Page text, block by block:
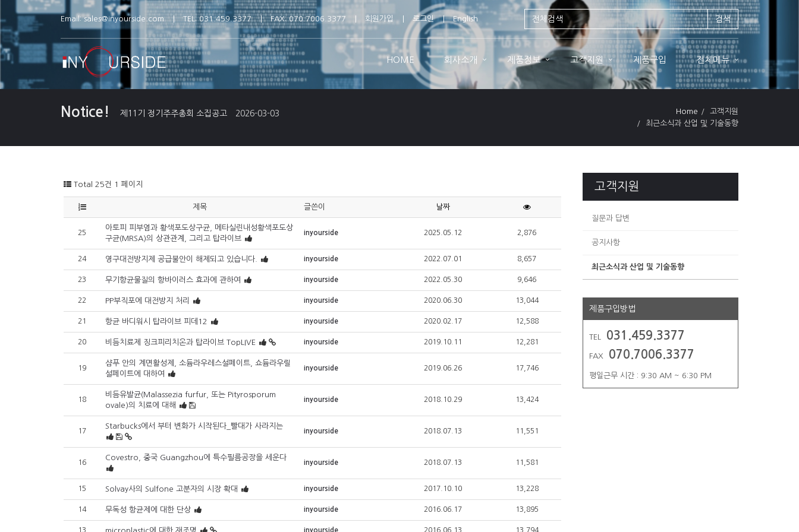
Email:sales@inyourside.com TEL: 031.459.3377 FAX: 070.7006.3377 회원가입 로그인 English 검색
HOME 회사소개 제품정보 고객지원 제품구입 전체메뉴
Notice! 제11기 정기주주총회 소집공고 2026-03-03 Home
고객지원
최근소식과 산업 및 기술동향
Total 25건 1 페이지
제목 글쓴이 날짜
25
아토피 피부염과 황색포도상구균, 메타실린내성황색포도상
구균(MRSA)의 상관관계, 그리고 탑라이브
inyourside 2025.05.12 2,876
24 영구대전방지제 공급불안이 해제되고 있습니다. inyourside 2022.07.01 8,657
23 무기항균물질의 항바이러스 효과에 관하여 inyourside 2022.05.30 9,646
22 PP부직포에 대전방지 처리 inyourside 2020.06.30 13,044
21 항균 바디워시 탑라이브 피데12 inyourside 2020.02.17 12,588
20 비듬치료제 징크피리치온과 탑라이브 TopLIVE inyourside 2019.10.11 12,281
19
샴푸 안의 계면활성제, 소듐라우레스설페이트, 쇼듐라우릴
설페이트에 대하여
inyourside 2019.06.26 17,746
18
비듬유발균(Malassezia furfur, 또는 Pityrosporum
ovale)의 치료에 대해
inyourside 2018.10.29 13,424
17
Starbucks에서 부터 변화가 시작된다_빨대가 사라지는
inyourside 2018.07.13 11,551
16
Covestro, 중국 Guangzhou에 특수필름공장을 세운다
inyourside 2018.07.13 11,581
15 Solvay사의 Sulfone 고분자의 시장 확대 inyourside 2017.10.10 13,228
14 무독성 항균제에 대한 단상 inyourside 2016.06.17 13,895
13 inyourside 2016.06.13 13,794
고객지원
질문과 답변
공지사항
최근소식과 산업 및 기술동향
제품구입방법
TEL 031.459.3377
FAX 070.7006.3377
평일근무 시간 : 9:30 AM ~ 6:30 PM